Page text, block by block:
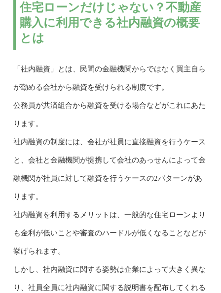
住宅ローンだけじゃない？不動産
購入に利用できる社内融資の概要
とは
「社内融資」とは、民間の金融機関からではなく買主自ら
が勤める会社から融資を受けられる制度です。
公務員が共済組合から融資を受ける場合などがこれにあた
ります。
社内融資の制度には、会社が社員に直接融資を行うケース
と、会社と金融機関が提携して会社のあっせんによって金
融機関が社員に対して融資を行うケースの2パターンがあ
ります。
社内融資を利用するメリットは、一般的な住宅ローンより
も金利が低いことや審査のハードルが低くなることなどが
挙げられます。
しかし、社内融資に関する姿勢は企業によって大きく異な
り、社員全員に社内融資に関する説明書を配布してくれる